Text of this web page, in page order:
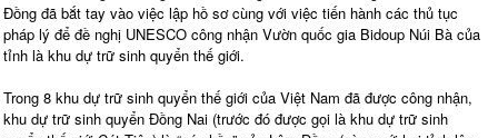
Đồng đã bắt tay vào việc lập hồ sơ cùng với việc tiến hành các thủ tục
pháp lý để đề nghị UNESCO công nhận Vườn quốc gia Bidoup Núi Bà của
tỉnh là khu dự trữ sinh quyển thế giới.
Trong 8 khu dự trữ sinh quyển thế giới của Việt Nam đã được công nhận,
khu dự trữ sinh quyển Đồng Nai (trước đó được gọi là khu dự trữ sinh